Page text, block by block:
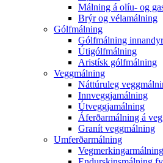
Málning á olíu- og
Brýr og vélamálning
Gólfmálning
Gólfmálning
Útigólfmálning
Aristísk gólfmálning
Veggmálning
Náttúruleg
Innveggjamálning
Útveggjamálning
Áferðarmálning á
Granít veggmálning
Umferðarmálning
Vegmerkingarmálning